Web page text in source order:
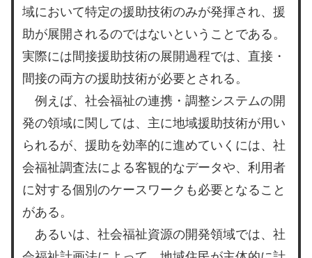
域において特定の援助技術のみが発揮され、援
助が展開されるのではないということである。
実際には間接援助技術の展開過程では、直接・
間接の両方の援助技術が必要とされる。
例えば、社会福祉の連携・調整システムの開
発の領域に関しては、主に地域援助技術が用い
られるが、援助を効率的に進めていくには、社
会福祉調査法による客観的なデータや、利用者
に対する個別のケースワークも必要となること
がある。
あるいは、社会福祉資源の開発領域では、社